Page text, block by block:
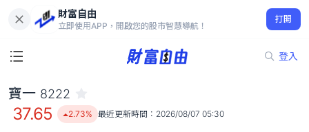
財富自由
立即使用APP，開啟您的股市智慧導航！
打開
登入
37.65
2.73%
寶一 8222
37.65 2.73% 最近更新時間： 2026/08/07 05:30